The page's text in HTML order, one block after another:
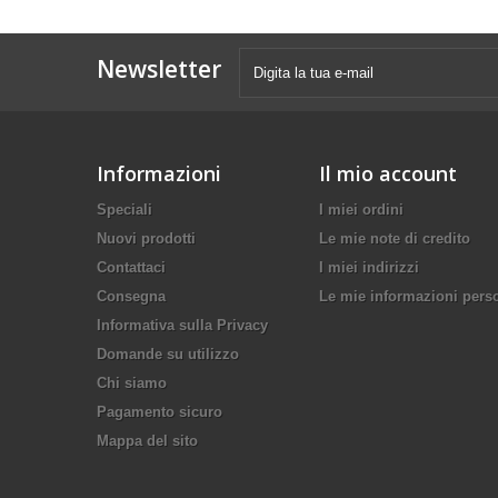
Newsletter
Informazioni
Speciali
Nuovi prodotti
Contattaci
Consegna
Informativa sulla Privacy
Domande su utilizzo
Chi siamo
Pagamento sicuro
Mappa del sito
Il mio account
I miei ordini
Le mie note di credito
I miei indirizzi
Le mie informazioni